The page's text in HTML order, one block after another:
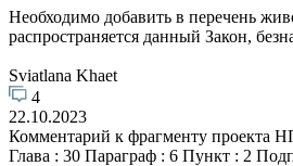
Необходимо добавить в перечень
распространяется данный Закон,
Sviatlana Khaet
4
22.10.2023
Комментарий к фрагменту проекта
Глава : 30 Параграф : 6 Пункт : 2